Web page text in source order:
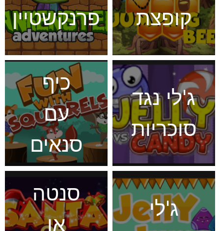
קופצת
פרנקשטיין
ג'לי נגד
סוכריות
כיף
עם
סנאים
ג'לי
סנטה
או